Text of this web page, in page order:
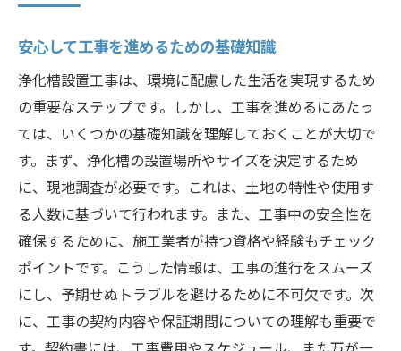
安心して工事を進めるための基礎知識
浄化槽設置工事は、環境に配慮した生活を実現するため
の重要なステップです。しかし、工事を進めるにあたっ
ては、いくつかの基礎知識を理解しておくことが大切で
す。まず、浄化槽の設置場所やサイズを決定するため
に、現地調査が必要です。これは、土地の特性や使用す
る人数に基づいて行われます。また、工事中の安全性を
確保するために、施工業者が持つ資格や経験もチェック
ポイントです。こうした情報は、工事の進行をスムーズ
にし、予期せぬトラブルを避けるために不可欠です。次
に、工事の契約内容や保証期間についての理解も重要で